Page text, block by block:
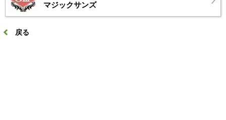
マジックサンズ
戻る